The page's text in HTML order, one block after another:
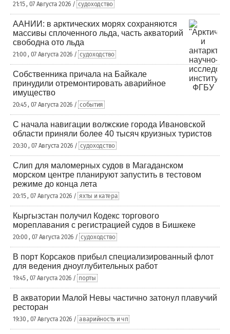
21:15 , 07 Августа 2026 / судоходство
ААНИИ: в арктических морях сохраняются
массивы сплоченного льда, часть акваторий
свободна ото льда
21:00 , 07 Августа 2026 / судоходство
Собственника причала на Байкале
принудили отремонтировать аварийное
имущество
20:45 , 07 Августа 2026 / события
С начала навигации волжские города Ивановской
области приняли более 40 тысяч круизных туристов
20:30 , 07 Августа 2026 / судоходство
Слип для маломерных судов в Магаданском
морском центре планируют запустить в тестовом
режиме до конца лета
20:15 , 07 Августа 2026 / яхты и катера
Кыргызстан получил Кодекс торгового
мореплавания с регистрацией судов в Бишкеке
20:00 , 07 Августа 2026 / судоходство
В порт Корсаков прибыл специализированный флот
для ведения дноуглубительных работ
19:45 , 07 Августа 2026 / порты
В акватории Малой Невы частично затонул плавучий
ресторан
19:30 , 07 Августа 2026 / аварийность и чп